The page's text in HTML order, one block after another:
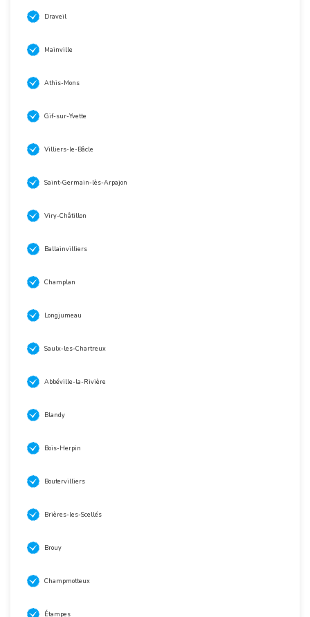
Draveil
Mainville
Athis-Mons
Gif-sur-Yvette
Villiers-le-Bâcle
Saint-Germain-lès-Arpajon
Viry-Châtillon
Ballainvilliers
Champlan
Longjumeau
Saulx-les-Chartreux
Abbéville-la-Rivière
Blandy
Bois-Herpin
Boutervilliers
Brières-les-Scellés
Brouy
Champmotteux
Étampes